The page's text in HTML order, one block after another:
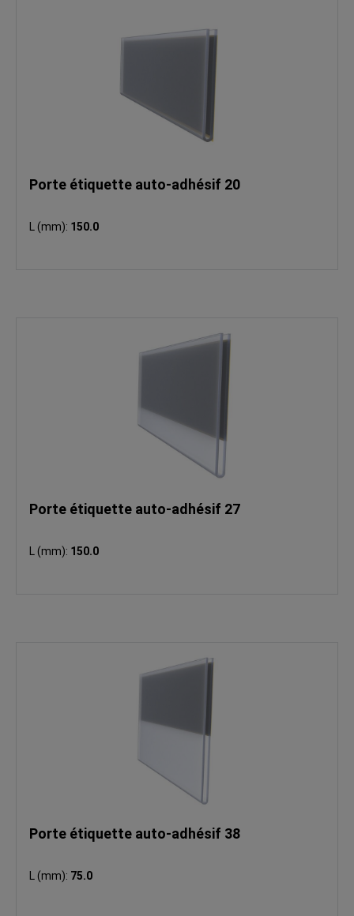
Porte étiquette auto-adhésif 20
L (mm): 150.0
Porte étiquette auto-adhésif 27
L (mm): 150.0
Porte étiquette auto-adhésif 38
L (mm): 75.0